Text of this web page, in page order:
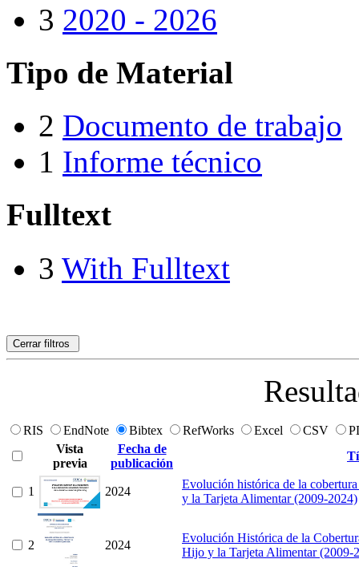
3 2020 - 2026
Tipo de Material
2 Documento de trabajo
1 Informe técnico
Fulltext
3 With Fulltext
Cerrar filtros
RIS EndNote Bibtex RefWorks Excel CSV
Vista
previa
Fecha de
publicación
1 2024
Evolución histórica de la
y la Tarjeta Alimentar (2009-2024)
2 2024
Evolución Histórica de la
Hijo y la Tarjeta Alimentar (2009-